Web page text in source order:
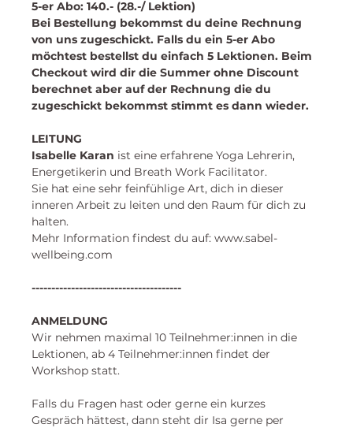
5-er Abo: 140.- (28.-/ Lektion)
Bei Bestellung bekommst du deine Rechnung
von uns zugeschickt. Falls du ein 5-er Abo
möchtest bestellst du einfach 5 Lektionen. Beim
Checkout wird dir die Summer ohne Discount
berechnet aber auf der Rechnung die du
zugeschickt bekommst stimmt es dann wieder.
LEITUNG
Isabelle Karan ist eine erfahrene Yoga Lehrerin,
Energetikerin und Breath Work Facilitator.
Sie hat eine sehr feinfühlige Art, dich in dieser
inneren Arbeit zu leiten und den Raum für dich zu
halten.
Mehr Information findest du auf: www.sabel-
wellbeing.com
--------------------------------------
ANMELDUNG
Wir nehmen maximal 10 Teilnehmer:innen in die
Lektionen, ab 4 Teilnehmer:innen findet der
Workshop statt.
Falls du Fragen hast oder gerne ein kurzes
Gespräch hättest, dann steht dir Isa gerne per